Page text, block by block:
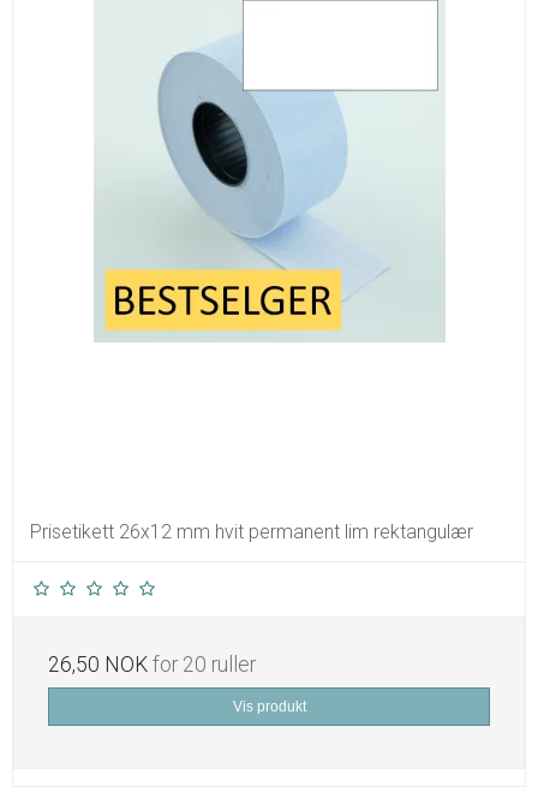
Prisetikett 26x12 mm hvit permanent lim rektangulær
26,50 NOK for 20 ruller
Vis produkt